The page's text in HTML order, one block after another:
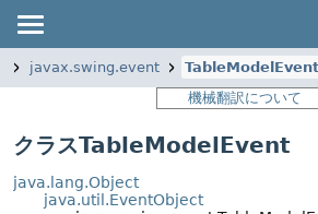
javax.swing.event
TableModelEvent
機械翻訳について
クラスTableModelEvent
java.lang.Object
java.util.EventObject